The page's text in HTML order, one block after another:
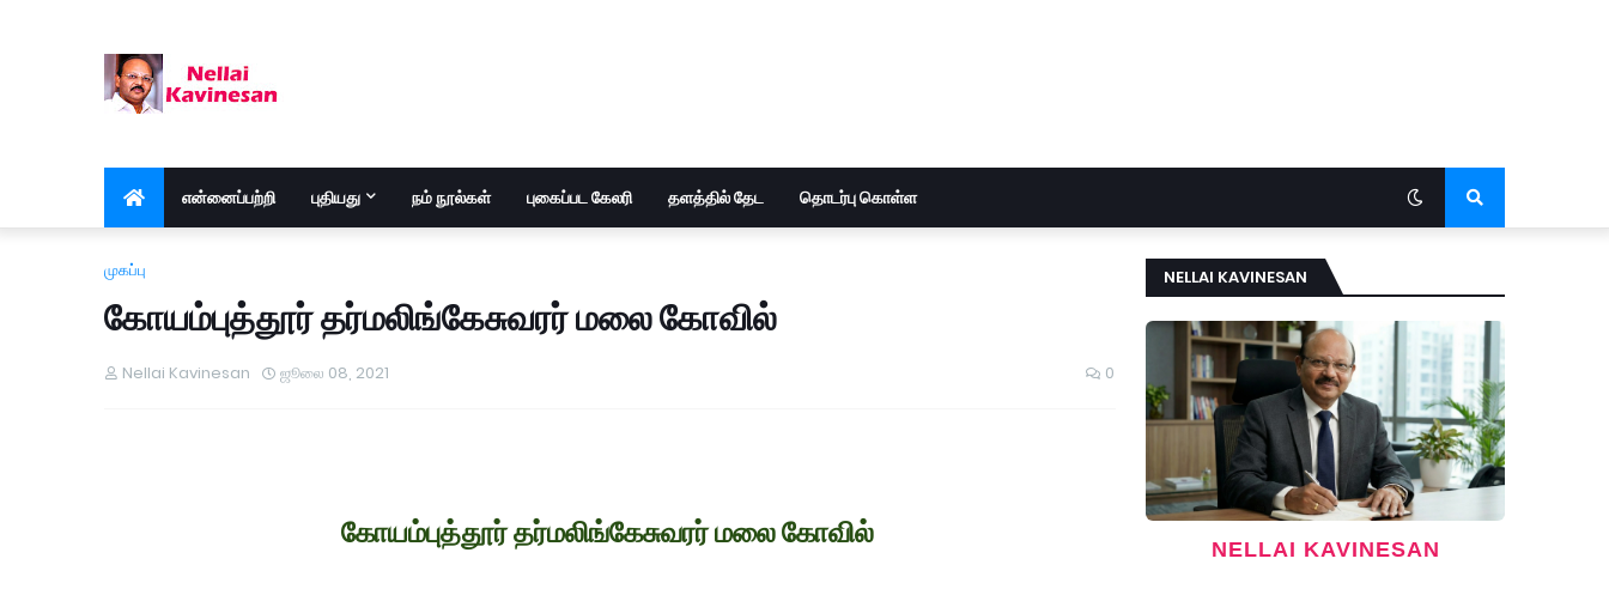
என்னைப்பற்றி புதியது நம் நூல்கள் புகைப்பட கேலரி தளத்தில் தேட தொடர்பு கொள்ள
முகப்பு
கோயம்புத்தூர் தர்மலிங்கேசுவரர் மலை கோவில்
Nellai Kavinesan ஜூலை 08, 2021 0
கோயம்புத்தூர் தர்மலிங்கேசுவரர் மலை கோவில்
NELLAI KAVINESAN
NELLAI KAVINESAN